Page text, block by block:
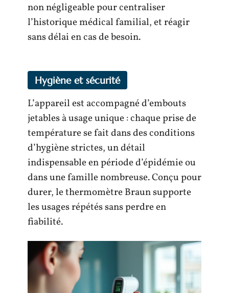
non négligeable pour centraliser
l’historique médical familial, et réagir
sans délai en cas de besoin.
Hygiène et sécurité
L’appareil est accompagné d’embouts
jetables à usage unique : chaque prise de
température se fait dans des conditions
d’hygiène strictes, un détail
indispensable en période d’épidémie ou
dans une famille nombreuse. Conçu pour
durer, le thermomètre Braun supporte
les usages répétés sans perdre en
fiabilité.